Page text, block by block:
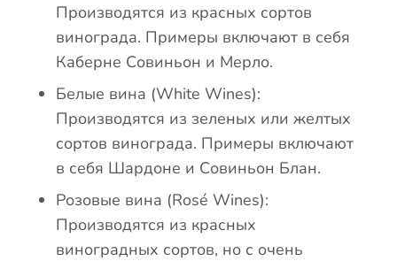
Производятся из красных сортов
винограда. Примеры включают в себя
Каберне Совиньон и Мерло.
Белые вина (White Wines):
Производятся из зеленых или желтых
сортов винограда. Примеры включают
в себя Шардоне и Совиньон Блан.
Розовые вина (Rosé Wines):
Производятся из красных
виноградных сортов, но с очень